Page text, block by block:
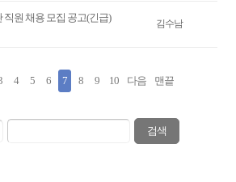
원 채용 모집 공고(긴급) 김수남
4 5 6 7 8 9 10 다음 맨끝
검색